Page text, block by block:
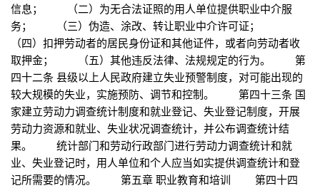
信息； （二）为无合法证照的用人单位提供职业中介服
务； （三）伪造、涂改、转让职业中介许可证；
（四）扣押劳动者的居民身份证和其他证件，或者向劳动者收
取押金； （五）其他违反法律、法规规定的行为。 第
四十二条 县级以上人民政府建立失业预警制度，对可能出现的
较大规模的失业，实施预防、调节和控制。 第四十三条 国
家建立劳动力调查统计制度和就业登记、失业登记制度，开展
劳动力资源和就业、失业状况调查统计，并公布调查统计结
果。 统计部门和劳动行政部门进行劳动力调查统计和就
业、失业登记时，用人单位和个人应当如实提供调查统计和登
记所需要的情况。 第五章 职业教育和培训 第四十四